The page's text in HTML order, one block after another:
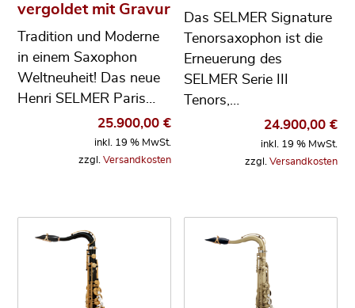
vergoldet mit Gravur
Tradition und Moderne
in einem Saxophon
Weltneuheit! Das neue
Henri SELMER Paris…
25.900,00 €
inkl. 19 % MwSt.
zzgl. Versandkosten
Das SELMER Signature
Tenorsaxophon ist die
Erneuerung des
SELMER Serie III
Tenors,…
24.900,00 €
inkl. 19 % MwSt.
zzgl. Versandkosten